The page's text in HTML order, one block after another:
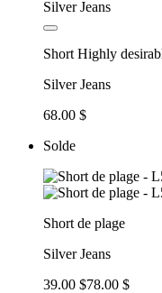
Short Highly
Silver Jeans
68.00 $
Solde
Short de plage
Silver Jeans
39.00 $78.00 $